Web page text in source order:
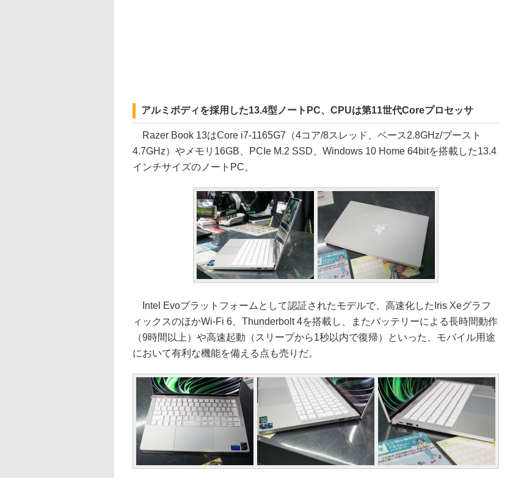
アルミボディを採用した13.4型ノートPC、CPUは第11世代Coreプロセッサ
Razer Book 13はCore i7-1165G7（4コア/8スレッド、ベース2.8GHz/ブースト
4.7GHz）やメモリ16GB、PCIe M.2 SSD、Windows 10 Home 64bitを搭載した13.4
インチサイズのノートPC。
Intel Evoプラットフォームとして認証されたモデルで、高速化したIris Xeグラフ
ィックスのほかWi-Fi 6、Thunderbolt 4を搭載し、またバッテリーによる長時間動作
（9時間以上）や高速起動（スリープから1秒以内で復帰）といった、モバイル用途
において有利な機能を備える点も売りだ。